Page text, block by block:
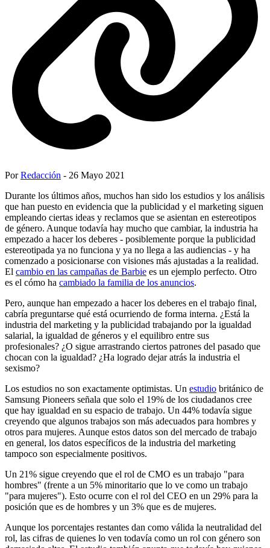
PorRedacción - 26 Mayo 2021
Durante los últimos años, muchos han sido los estudios y los análisis
que han puesto en evidencia que la publicidad y el marketing siguen
empleando ciertas ideas y reclamos que se asientan en estereotipos
de género. Aunque todavía hay mucho que cambiar, la industria ha
empezado a hacer los deberes - posiblemente porque la publicidad
estereotipada ya no funciona y ya no llega a las audiencias - y ha
comenzado a posicionarse con visiones más ajustadas a la realidad.
El cambio en las campañas de Barbie es un ejemplo perfecto. Otro
es el cómo ha cambiado la familia de los anuncios.
Pero, aunque han empezado a hacer los deberes en el trabajo final,
cabría preguntarse qué está ocurriendo de forma interna. ¿Está la
industria del marketing y la publicidad trabajando por la igualdad
salarial, la igualdad de géneros y el equilibro entre sus
profesionales? ¿O sigue arrastrando ciertos patrones del pasado que
chocan con la igualdad? ¿Ha logrado dejar atrás la industria el
sexismo?
Los estudios no son exactamente optimistas. Un estudio británico de
Samsung Pioneers señala que solo el 19% de los ciudadanos cree
que hay igualdad en su espacio de trabajo. Un 44% todavía sigue
creyendo que algunos trabajos son más adecuados para hombres y
otros para mujeres. Aunque estos datos son del mercado de trabajo
en general, los datos específicos de la industria del marketing
tampoco son especialmente positivos.
Un 21% sigue creyendo que el rol de CMO es un trabajo "para
hombres" (frente a un 5% minoritario que lo ve como un trabajo
"para mujeres"). Esto ocurre con el rol del CEO en un 29% para la
posición que es de hombres y un 3% que es de mujeres.
Aunque los porcentajes restantes dan como válida la neutralidad del
rol, las cifras de quienes lo ven todavía como un rol con género son